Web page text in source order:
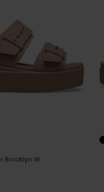
Brooklyn W